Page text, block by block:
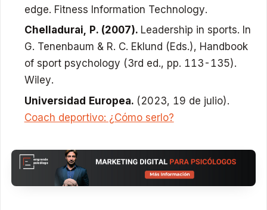
edge. Fitness Information Technology.
Chelladurai, P. (2007). Leadership in sports. In
G. Tenenbaum & R. C. Eklund (Eds.), Handbook
of sport psychology (3rd ed., pp. 113-135).
Wiley.
Universidad Europea.(2023, 19 de julio).
Coach deportivo: ¿Cómo serlo?